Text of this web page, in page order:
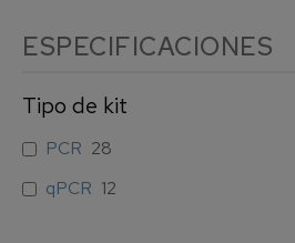
Tipo de kit
PCR 28
qPCR 12